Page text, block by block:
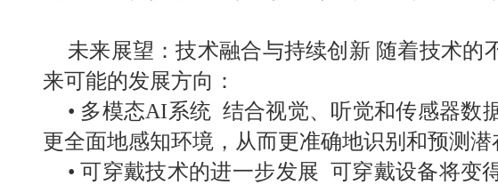
未来展望：技术融合与持续创新 随着技术
来可能的发展方向：
• 多模态AI系统 结合视觉、听觉和传感器数
更全面地感知环境，从而更准确地识别和预测潜
•可穿戴技术的进一步发展 可穿戴设备将变